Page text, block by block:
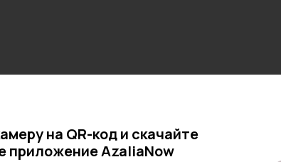
на QR-код и скачайте
приложение AzaliaNow